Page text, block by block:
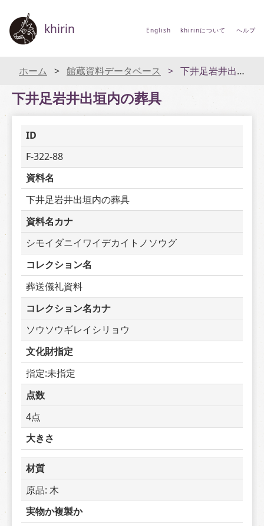
khirin English khirinについて ヘルプ
ホーム 館蔵資料データベース 下井足岩井出垣内の葬具
下井足岩井出垣内の葬具
ID
F-322-88
資料名
下井足岩井出垣内の葬具
資料名カナ
シモイダニイワイデカイトノソウグ
コレクション名
葬送儀礼資料
コレクション名カナ
ソウソウギレイシリョウ
文化財指定
指定:未指定
点数
4点
大きさ
材質
原品: 木
実物か複製か